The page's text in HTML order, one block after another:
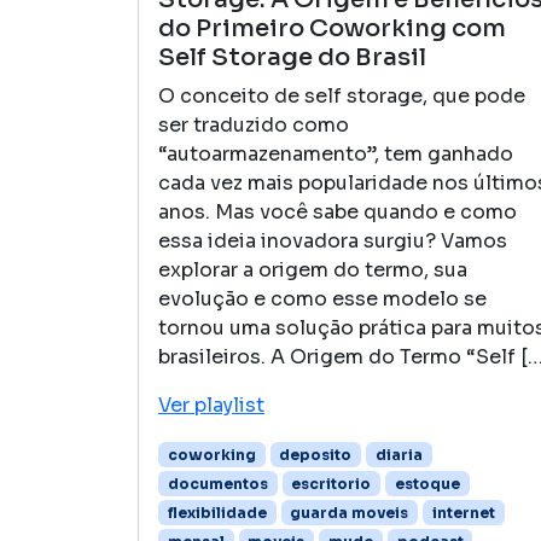
do Primeiro Coworking com
Self Storage do Brasil
O conceito de self storage, que pode
ser traduzido como
“autoarmazenamento”, tem ganhado
cada vez mais popularidade nos
anos. Mas você sabe quando e como
essa ideia inovadora surgiu? Vamos
explorar a origem do termo, sua
evolução e como esse modelo se
tornou uma solução prática para
brasileiros. A Origem do Termo “Self
Ver playlist
coworking deposito
diaria
documentos
escritorio
estoque
flexibilidade
guarda moveis
internet